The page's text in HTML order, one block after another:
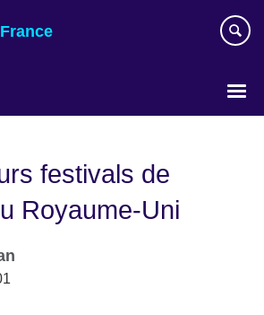
France
festivals de
Royaume-Uni